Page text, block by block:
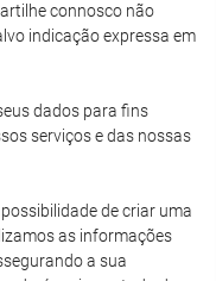
connosco não
indicação expressa em
dados para fins
serviços e das nossas
de criar uma
as informações
a sua